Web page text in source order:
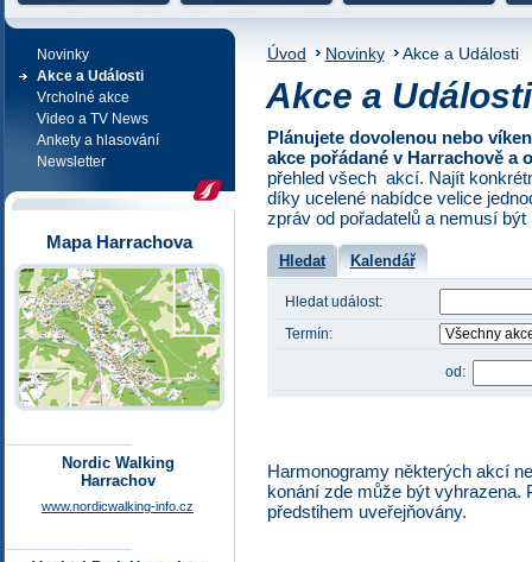
Úvod Novinky Akce a Události
Akce a Události
Plánujete dovolenou nebo
akce pořádané v Harrachově a
přehled všech akcí. Najít
díky ucelené nabídce velice
zpráv od pořadatelů a nemusí být
Hledat Kalendář
Hledat událost:
Termín:
od:
Harmonogramy některých akcí
konání zde může být vyhrazena.
předstihem uveřejňovány.
Novinky
Akce a Události
Vrcholné akce
Video a TV News
Ankety a hlasování
Newsletter
Mapa Harrachova
Nordic Walking
Harrachov
www.nordicwalking-info.cz
REZERVACE